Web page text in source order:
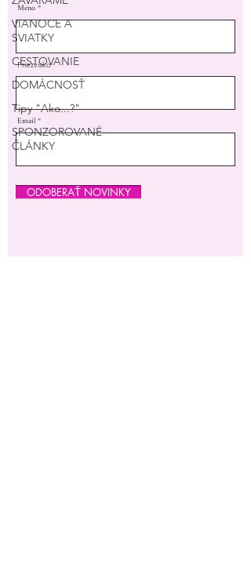
VIANOCE A
SVIATKY
CESTOVANIE
DOMÁCNOSŤ
Tipy "Ako...?"
SPONZOROVANÉ
ČLÁNKY
Meno
Priezvisko
Email
ODOBERAŤ NOVINKY